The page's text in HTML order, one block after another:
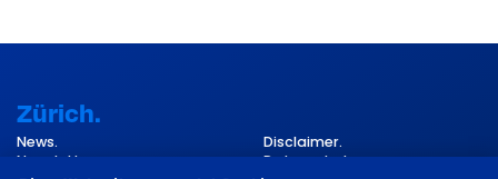
Zürich.
News.
Newsletter.
Disclaimer.
Datenschutz.